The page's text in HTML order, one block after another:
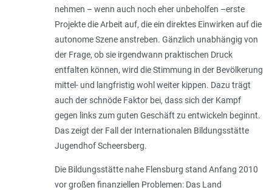
nehmen – wenn auch noch eher unbeholfen –erste
Projekte die Arbeit auf, die ein direktes Einwirken auf die
autonome Szene anstreben. Gänzlich unabhängig von
der Frage, ob sie irgendwann praktischen Druck
entfalten können, wird die Stimmung in der Bevölkerung
mittel- und langfristig wohl weiter kippen. Dazu trägt
auch der schnöde Faktor bei, dass sich der Kampf
gegen links zum guten Geschäft zu entwickeln beginnt.
Das zeigt der Fall der Internationalen Bildungsstätte
Jugendhof Scheersberg.
Die Bildungsstätte nahe Flensburg stand Anfang 2010
vor großen finanziellen Problemen: Das Land